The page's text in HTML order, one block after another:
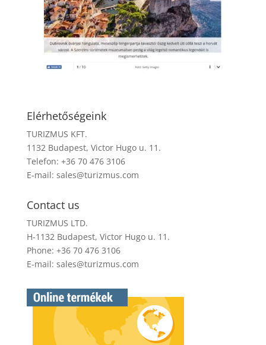
Elérhetőségeink
TURIZMUS KFT.
1132 Budapest, Victor Hugo u. 11.
Telefon: +36 70 476 3106
E-mail: sales@turizmus.com
Contact us
TURIZMUS LTD.
H-1132 Budapest, Victor Hugo u. 11.
Phone: +36 70 476 3106
E-mail: sales@turizmus.com